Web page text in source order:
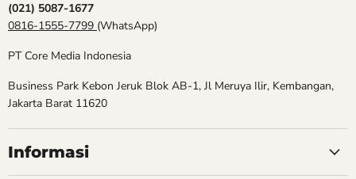
(021) 5087-1677
0816-1555-7799 (WhatsApp)
PT Core Media Indonesia
Business Park Kebon Jeruk Blok AB-1, Jl Meruya Ilir, Kembangan,
Jakarta Barat 11620
Informasi